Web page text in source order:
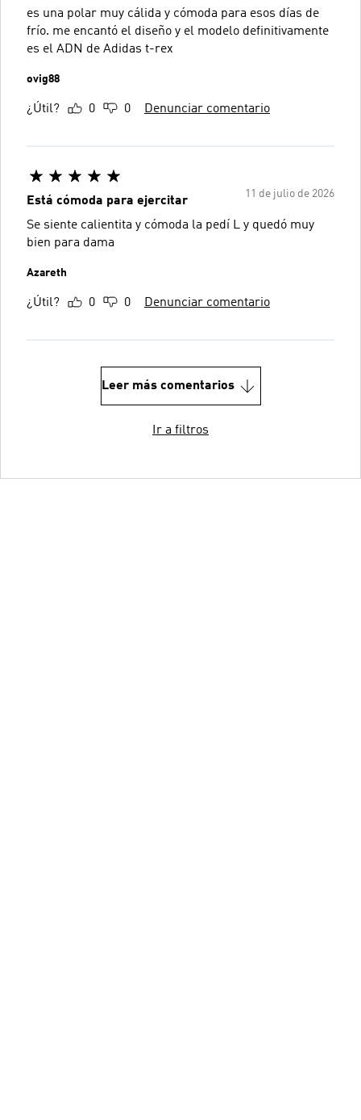
es una polar muy cálida y cómoda para esos días de
frío. me encantó el diseño y el modelo definitivamente
es el ADN de Adidas t-rex
ovig88
¿Útil? 0 0 Denunciar comentario
11 de julio de 2026
Está cómoda para ejercitar
Se siente calientita y cómoda la pedí L y quedó muy
bien para dama
Azareth
¿Útil? 0 0 Denunciar comentario
Leer más comentarios
Ir a filtros